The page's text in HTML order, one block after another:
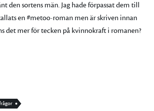
den sortens män. Jag hade förpassat dem till
en #metoo-roman men är skriven innan
det mer för tecken på kvinnokraft i romanen?